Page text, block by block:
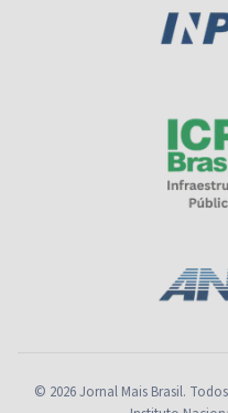
© 2026 Jornal Mais Brasil.